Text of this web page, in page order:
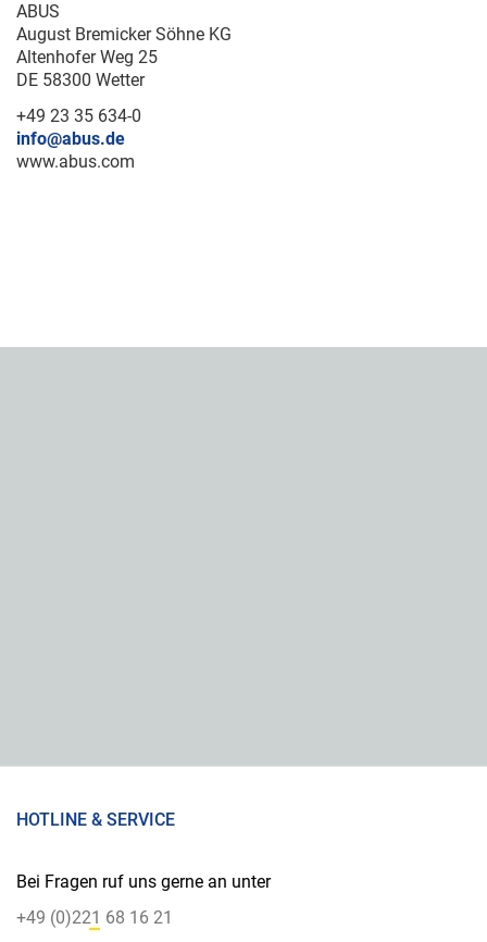
ABUS
August Bremicker Söhne KG
Altenhofer Weg 25
DE 58300 Wetter
+49 23 35 634-0
info@abus.de
www.abus.com
HOTLINE & SERVICE
Bei Fragen ruf uns gerne an unter
+49 (0)221 68 16 21